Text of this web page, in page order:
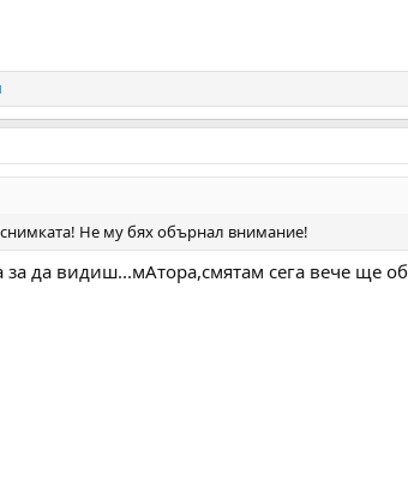
Не му бях обърнал внимание!
за да видиш...мАтора,смятам сега вече ще